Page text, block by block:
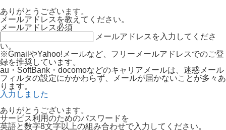
ありがとうございます。
メールアドレスを教えてください。
メールアドレス必須
メールアドレスを入力してくださ
い。
※GmailやYahoo!メールなど、フリーメールアドレスでのご登
録を推奨しています。
au・SoftBank・docomoなどのキャリアメールは、迷惑メール
フィルタの設定にかかわらず、メールが届かないことが多々あ
ります。
入力しました
ありがとうございます。
サービス利用のためのパスワードを
英語と数字8文字以上の組み合わせで入力してください。